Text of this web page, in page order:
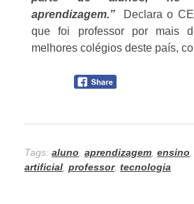
aprendizagem.”
Declara o
que foi professor por mais
melhores colégios deste país,
Tags: aluno, aprendizagem, ensino,
artificial, professor, tecnologia